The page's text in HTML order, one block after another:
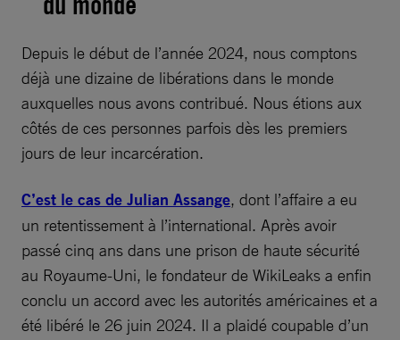
Depuis le début de l’année 2024, nous comptons
déjà une dizaine de libérations dans le monde
auxquelles nous avons contribué. Nous étions aux
côtés de ces personnes parfois dès les premiers
jours de leur incarcération.
C’est le cas de Julian Assange, dont l’affaire a eu
un retentissement à l’international. Après avoir
passé cinq ans dans une prison de haute sécurité
au Royaume-Uni, le fondateur de WikiLeaks a enfin
conclu un accord avec les autorités américaines et a
été libéré le 26 juin 2024. Il a plaidé coupable d’un